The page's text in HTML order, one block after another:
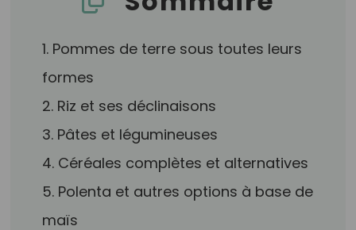
1. Pommes de terre sous toutes leurs
formes
2. Riz et ses déclinaisons
3. Pâtes et légumineuses
4. Céréales complètes et alternatives
5. Polenta et autres options à base de
maïs